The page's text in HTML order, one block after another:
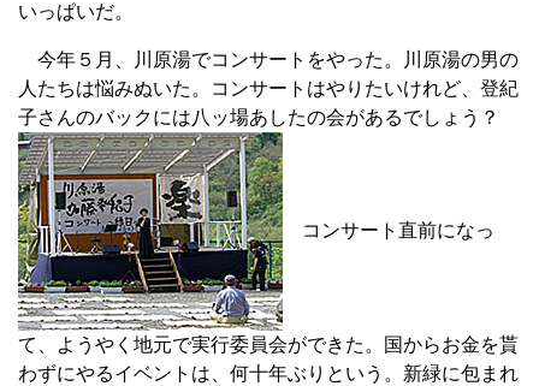
いっぱいだ。
今年５月、川原湯でコンサートをやった。川原湯の男の
人たちは悩みぬいた。コンサートはやりたいけれど、登紀
子さんのバックには八ッ場あしたの会があるでしょう？
コンサート直前になっ
て、ようやく地元で実行委員会ができた。国からお金を貰
わずにやるイベントは、何十年ぶりという。新緑に包まれ